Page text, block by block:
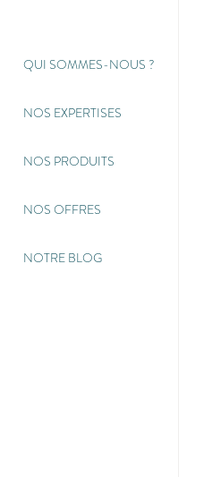
QUI SOMMES-NOUS ?
NOS EXPERTISES
NOS PRODUITS
NOS OFFRES
NOTRE BLOG